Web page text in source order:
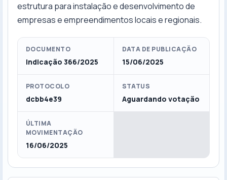
estrutura para instalação e desenvolvimento de
empresas e empreendimentos locais e regionais.
DOCUMENTO
Indicação 366/2025
DATA DE PUBLICAÇÃO
15/06/2025
PROTOCOLO
dcbb4e39
STATUS
Aguardando votação
ÚLTIMA
MOVIMENTAÇÃO
16/06/2025